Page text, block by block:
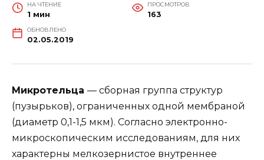
НА ЧТЕНИЕ
1 мин
ПРОСМОТРОВ
163
ОБНОВЛЕНО
02.05.2019
Микротельца — сборная группа структур
(пузырьков), ограниченных одной мембраной
(диаметр 0,1-1,5 мкм). Согласно электронно-
микроскопическим исследованиям, для них
характерны мелкозернистое внутреннее